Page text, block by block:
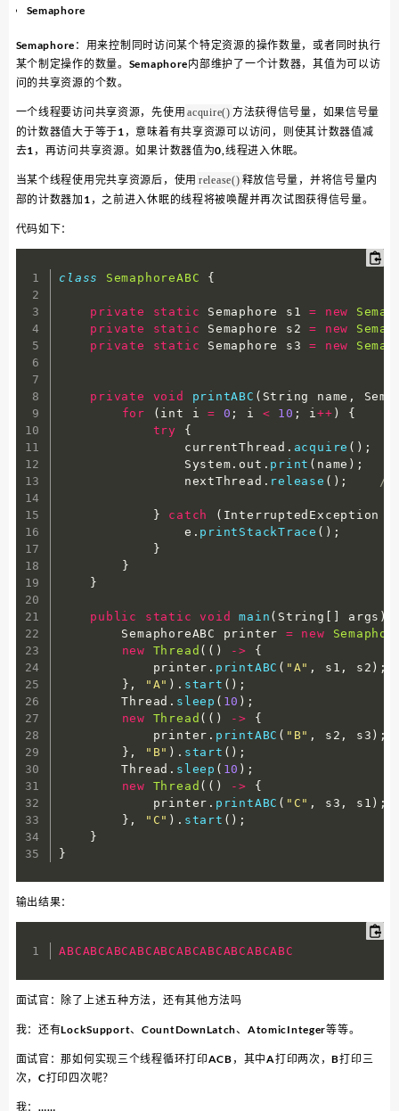
Semaphore
Semaphore：用来控制同时访问某个特定资源的操作数量，或者同时执行
某个制定操作的数量。Semaphore内部维护了一个计数器，其值为可以访
问的共享资源的个数。
一个线程要访问共享资源，先使用 acquire() 方法获得信号量，如果信号量
的计数器值大于等于1，意味着有共享资源可以访问，则使其计数器值减
去1，再访问共享资源。如果计数器值为0,线程进入休眠。
当某个线程使用完共享资源后，使用 release() 释放信号量，并将信号量内
部的计数器加1，之前进入休眠的线程将被唤醒并再次试图获得信号量。
代码如下：
class SemaphoreABC {
private static Semaphore s1 = new
private
static Semaphore s2 = new
private
static Semaphore s3 = new
private void printABC ( String name ,
for
( int i = 0 ; i < 10 ; i++ )
{
try
{
                currentThread
. acquire ( ) ;
                System
. out . print ( name ) ;
                nextThread
. release ( ) ; //
} catch ( InterruptedException e
                e
. printStackTrace ( ) ;
}
}
}
public static void main ( String [ ] args )
        SemaphoreABC printer
= new
new
Thread ( ( ) ->
{
            printer
. printABC ( "A" , s1 , s2 ) ;
} , "A" ) . start ( ) ;
        Thread
. sleep ( 10 ) ;
new
Thread ( ( ) ->
{
            printer
. printABC ( "B" , s2 , s3 ) ;
} , "B" ) . start ( ) ;
        Thread
. sleep ( 10 ) ;
new
Thread ( ( ) ->
{
            printer
. printABC ( "C" , s3 , s1 ) ;
} , "C" ) . start ( ) ;
}
}
输出结果：
ABCABCABCABCABCABCABCABCABCABC
面试官：除了上述五种方法，还有其他方法吗
我：还有LockSupport、CountDownLatch、AtomicInteger等等。
面试官：那如何实现三个线程循环打印ACB，其中A打印两次，B打印三
次，C打印四次呢？
我：……